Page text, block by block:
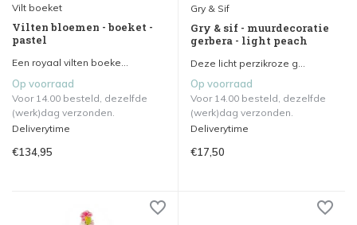
Vilt boeket
Vilten bloemen - boeket -
pastel
Een royaal vilten boeke...
Op voorraad
Voor 14.00 besteld, dezelfde
(werk)dag verzonden.
Deliverytime
€134,95
Gry & Sif
Gry & sif - muurdecoratie
gerbera - light peach
Deze licht perzikroze g...
Op voorraad
Voor 14.00 besteld, dezelfde
(werk)dag verzonden.
Deliverytime
€17,50